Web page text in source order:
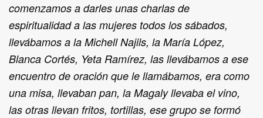
comenzamos a darles unas charlas de
espiritualidad a las mujeres todos los sábados,
llevábamos a la Michell Najils, la María López,
Blanca Cortés, Yeta Ramírez, las llevábamos a ese
encuentro de oración que le llamábamos, era como
una misa, llevaban pan, la Magaly llevaba el vino,
las otras llevan fritos, tortillas, ese grupo se formó